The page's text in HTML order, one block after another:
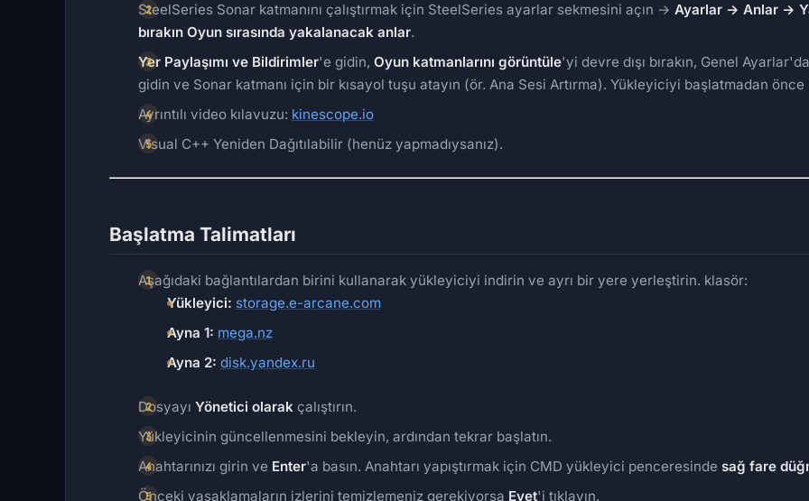
SteelSeries Sonar katmanını çalıştırmak için SteelSeries ayarlar sekmesini açın → Ayarlar → Anlar →
bırakın Oyun sırasında yakalanacak anlar.
Yer Paylaşımı ve Bildirimler'e gidin, Oyun katmanlarını görüntüle'yi devre dışı bırakın, Genel
gidin ve Sonar katmanı için bir kısayol tuşu atayın (ör. Ana Sesi Artırma). Yükleyiciyi başlatmadan önce
Ayrıntılı video kılavuzu: kinescope.io
Visual C++ Yeniden Dağıtılabilir (henüz yapmadıysanız).
Başlatma Talimatları
Aşağıdaki bağlantılardan birini kullanarak yükleyiciyi indirin ve ayrı bir yere yerleştirin. klasör:
Yükleyici: storage.e-arcane.com
Ayna 1: mega.nz
Ayna 2: disk.yandex.ru
Dosyayı Yönetici olarak çalıştırın.
Yükleyicinin güncellenmesini bekleyin, ardından tekrar başlatın.
Anahtarınızı girin ve Enter'a basın. Anahtarı yapıştırmak için CMD yükleyici penceresinde sağ fare
Önceki yasaklamaların izlerini temizlemeniz gerekiyorsa Evet'i tıklayın.